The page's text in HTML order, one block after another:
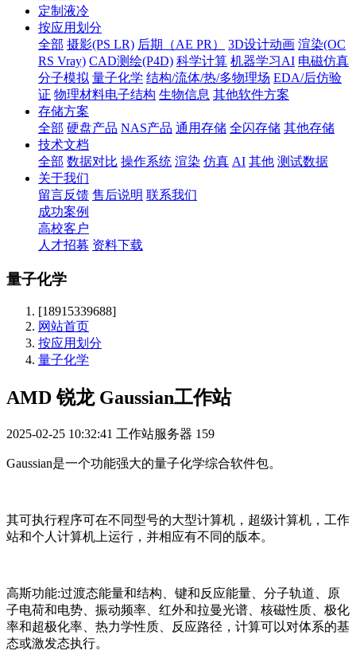
定制液冷
按应用划分
全部 摄影(PS LR) 后期（AE PR） 3D设计动画 渲染(OC
RS Vray) CAD测绘(P4D) 科学计算 机器学习AI 电磁仿真
分子模拟 量子化学 结构/流体/热/多物理场 EDA/后仿验
证 物理材料电子结构 生物信息 其他软件方案
存储方案
全部 硬盘产品 NAS产品 通用存储 全闪存储 其他存储
技术文档
全部 数据对比 操作系统 渲染 仿真 AI 其他 测试数据
关于我们
留言反馈 售后说明 联系我们
成功案例
高校客户
人才招募 资料下载
量子化学
[18915339688]
网站首页
按应用划分
量子化学
AMD 锐龙 Gaussian工作站
2025-02-25 10:32:41 工作站服务器 159
Gaussian是一个功能强大的量子化学综合软件包。
其可执行程序可在不同型号的大型计算机，超级计算机，工作
站和个人计算机上运行，并相应有不同的版本。
高斯功能:过渡态能量和结构、键和反应能量、分子轨道、原
子电荷和电势、振动频率、红外和拉曼光谱、核磁性质、极化
率和超极化率、热力学性质、反应路径，计算可以对体系的基
态或激发态执行。